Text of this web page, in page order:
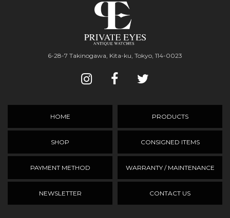
6-28-7 Takinogawa, Kita-ku, Tokyo, 114-0023
HOME PRODUCTS
SHOP CONSIGNED ITEMS
PAYMENT METHOD WARRANTY / MAINTENANCE
NEWSLETTER CONTACT US